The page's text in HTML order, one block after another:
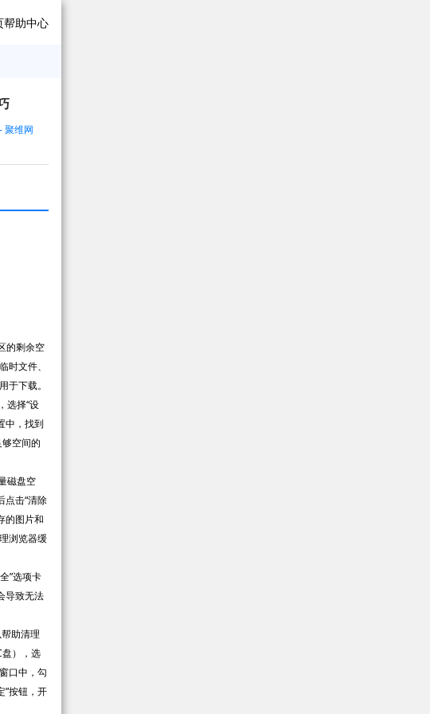
帮助中心
聚维网
的剩余空
文件、
于下载。
选择“设
中，找到
空间的
磁盘空
点击“清除
的图片和
浏览器缓
”选项卡
导致无法
助清理
盘），选
口中，勾
”按钮，开